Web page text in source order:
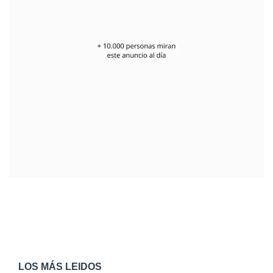
LOS MÁS LEIDOS